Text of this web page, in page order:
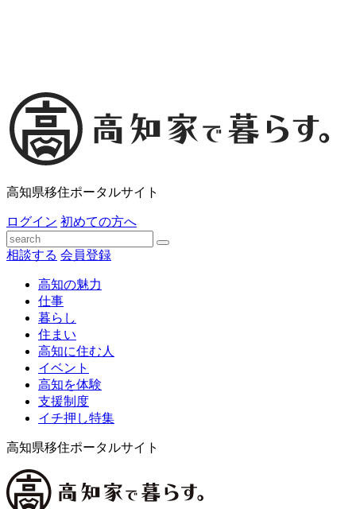
高知県移住ポータルサイト
ログイン 初めての方へ
相談する 会員登録
高知の魅力
仕事
暮らし
住まい
高知に住む人
イベント
高知を体験
支援制度
イチ押し特集
高知県移住ポータルサイト